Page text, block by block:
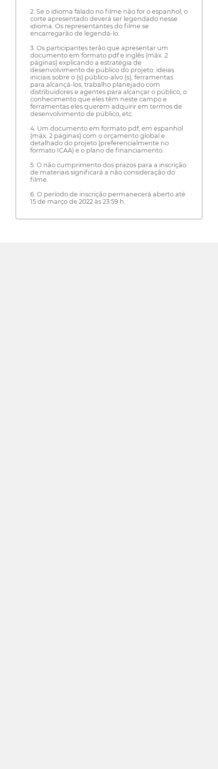
2. Se o idioma falado no filme não for o espanhol, o
corte apresentado deverá ser legendado nesse
idioma. Os representantes do filme se
encarregarão de legendá-lo.
3. Os participantes terão que apresentar um
documento em formato pdf e inglês (máx. 2
páginas) explicando a estratégia de
desenvolvimento de público do projeto: ideias
iniciais sobre o (s) público-alvo (s), ferramentas
para alcançá-los, trabalho planejado com
distribuidores e agentes para alcançar o público, o
conhecimento que eles têm neste campo e
ferramentas eles querem adquirir em termos de
desenvolvimento de público, etc.
4. Um documento em formato pdf, em espanhol
(máx. 2 páginas) com o orçamento global e
detalhado do projeto (preferencialmente no
formato ICAA) e o plano de financiamento.
5. O não cumprimento dos prazos para a inscrição
de materiais significará a não consideração do
filme.
6. O período de inscrição permanecerá aberto até
15 de março de 2022 às 23:59 h.